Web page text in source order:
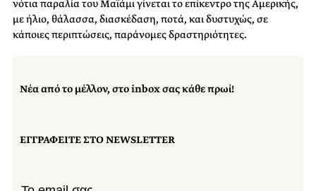
νότια παραλία του Μαϊάμι γίνεται το επίκεντρο της Αμερικής,
με ήλιο, θάλασσα, διασκέδαση, ποτά, και δυστυχώς, σε
κάποιες περιπτώσεις, παράνομες δραστηριότητες.
Νέα από το μέλλον, στο inbox σας κάθε πρωί!
ΕΓΓΡΑΦΕΙΤΕ ΣΤΟ NEWSLETTER